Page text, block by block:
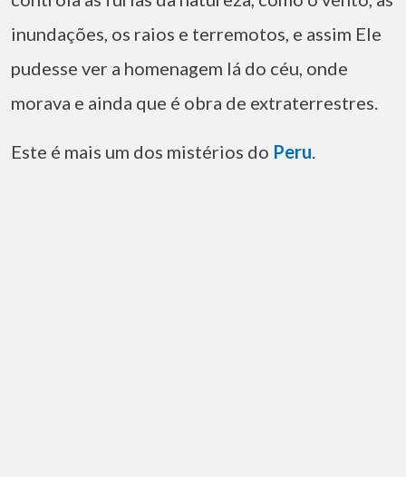
inundações, os raios e terremotos, e assim Ele
pudesse ver a homenagem lá do céu, onde
morava e ainda que é obra de extraterrestres.
Este é mais um dos mistérios do Peru.